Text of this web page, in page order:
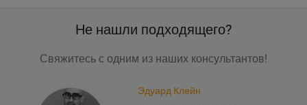
Не нашли подходящего?
Свяжитесь с одним из наших консультантов!
Эдуард Клейн